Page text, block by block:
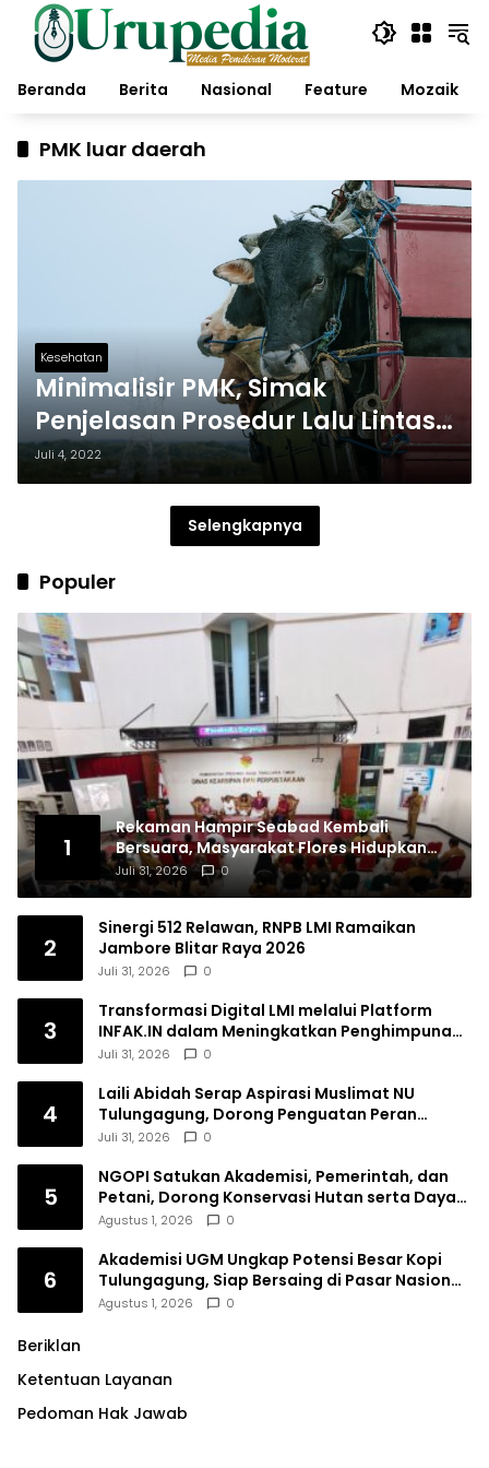
Langsung
konten
Beranda
Berita Nasional Feature Mozaik
PMK luar daerah
Kesehatan
Minimalisir PMK, Simak
Penjelasan Prosedur Lalu Lintas
HRP Ini
Juli 4, 2022
Selengkapnya
Populer
1
Rekaman Hampir Seabad Kembali
Bersuara, Masyarakat Flores Hidupkan
Lagi Ingatan Leluhur
Juli 31, 2026 0
2
Sinergi 512 Relawan, RNPB LMI Ramaikan
Jambore Blitar Raya 2026
Juli 31, 2026 0
3
Transformasi Digital LMI melalui Platform
INFAK.IN dalam Meningkatkan Penghimpunan
Dana Filantropi Islam
Juli 31, 2026 0
4
Laili Abidah Serap Aspirasi Muslimat NU
Tulungagung, Dorong Penguatan Peran
Perempuan
Juli 31, 2026 0
5
NGOPI Satukan Akademisi, Pemerintah, dan
Petani, Dorong Konservasi Hutan serta Daya
Saing Kopi Tulungagung
Agustus 1, 2026 0
6
Akademisi UGM Ungkap Potensi Besar Kopi
Tulungagung, Siap Bersaing di Pasar Nasional
hingga Dunia
Agustus 1, 2026 0
Beriklan
Ketentuan Layanan
Pedoman Hak Jawab